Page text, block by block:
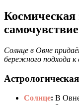
Космическая
самочувствие
Солнце в Овне
бережного подхода
Солнце: В